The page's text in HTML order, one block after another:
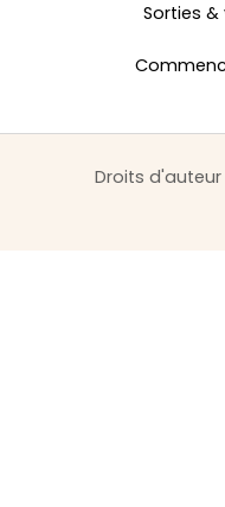
Sorties
Droits